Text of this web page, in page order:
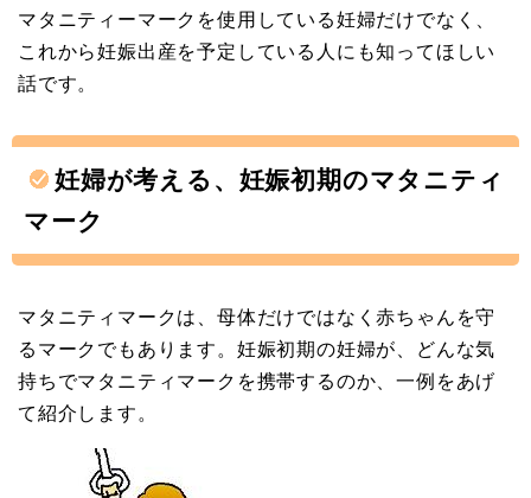
マタニティーマークを使用している妊婦だけでなく、
これから妊娠出産を予定している人にも知ってほしい
話です。
妊婦が考える、妊娠初期のマタニティ
マーク
マタニティマークは、母体だけではなく赤ちゃんを守
るマークでもあります。妊娠初期の妊婦が、どんな気
持ちでマタニティマークを携帯するのか、一例をあげ
て紹介します。